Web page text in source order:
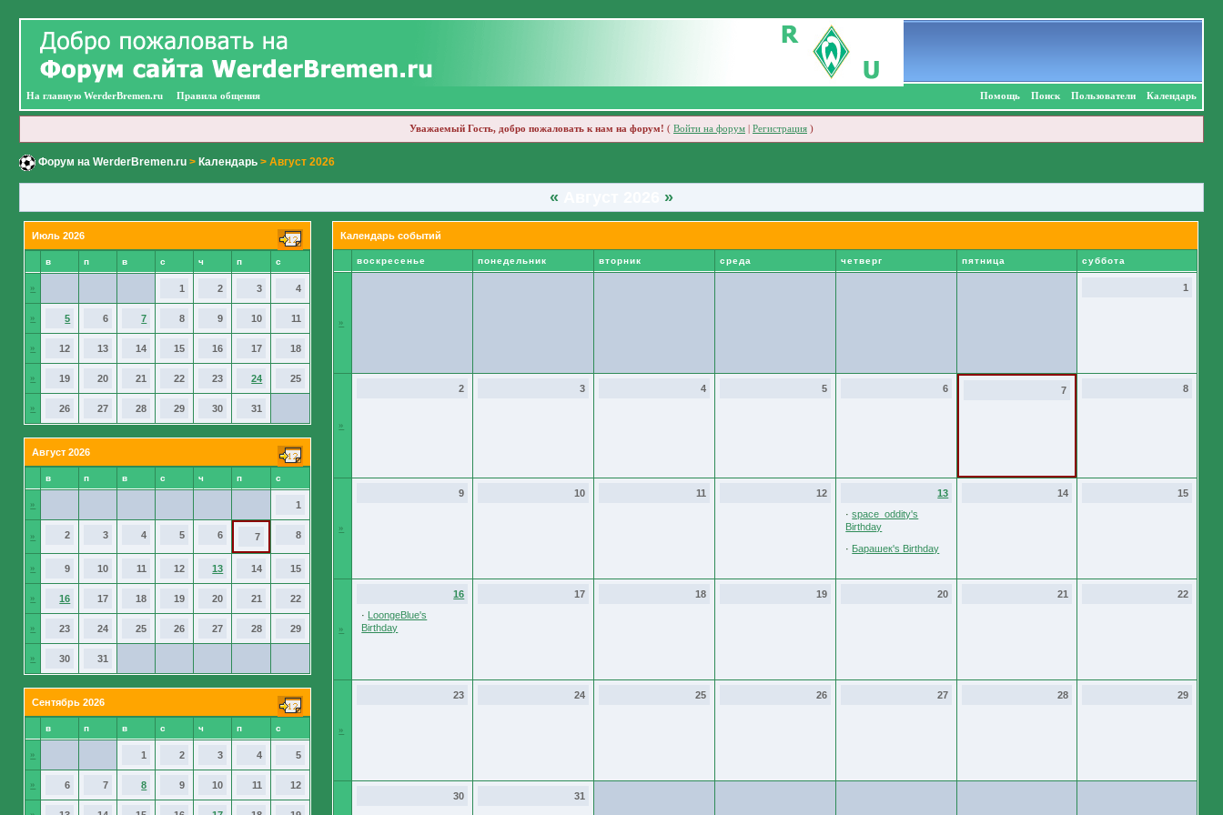
На главную WerderBremen.ru Правила общения Помощь Поиск Пользователи Календарь
Уважаемый Гость, добро пожаловать к нам на форум! ( Войти на форум Регистрация )
Форум на WerderBremen.ru > Календарь > Август 2026
« »
Июль 2026
в п в с ч п с
» 1 2 3 4
» 5 6 7 8 9 10 11
» 12 13 14 15 16 17 18
» 19 20 21 22 23 24 25
» 26 27 28 29 30 31
Август 2026
в п в с ч п с
» 1
» 2 3 4 5 6 7 8
» 9 10 11 12 13 14 15
» 16 17 18 19 20 21 22
» 23 24 25 26 27 28 29
» 30 31
Сентябрь 2026
в п в с ч п с
» 1 2 3 4 5
» 6 7 8 9 10 11 12
Календарь событий
воскресенье понедельник вторник среда четверг пятница суббота
»
1
»
2 3 4 5 6 7 8
»
9 10 11 12
13
·space_oddity's
Birthday
· Барашек's Birthday
14 15
»
16
· LoongeBlue's
Birthday
17 18 19 20 21 22
»
23 24 25 26 27 28 29
30 31